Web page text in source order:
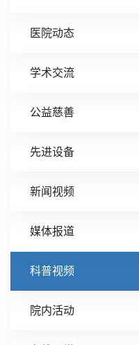
医院动态
学术交流
公益慈善
先进设备
新闻视频
媒体报道
科普视频
院内活动